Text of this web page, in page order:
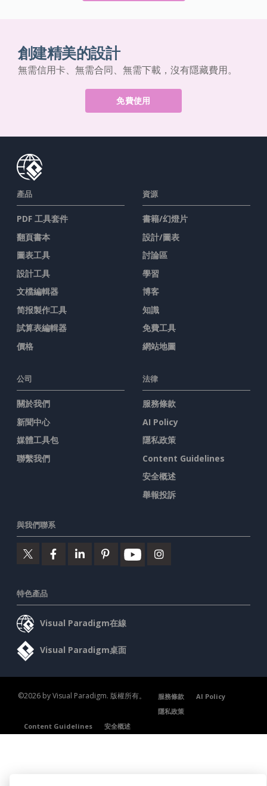
創建精美的設計
無需信用卡、無需合同、無需下載，沒有隱藏費用。
免費使用
產品
PDF 工具套件
翻頁書本
圖表工具
設計工具
文檔編輯器
简报製作工具
試算表編輯器
價格
資源
書籍/幻燈片
設計/圖表
討論區
學習
博客
知識
免費工具
網站地圖
公司
關於我們
新聞中心
媒體工具包
聯繫我們
法律
服務條款
AI Policy
隱私政策
Content Guidelines
安全概述
舉報投訴
與我們聯系
特色產品
Visual Paradigm在線
Visual Paradigm桌面
©2026 by Visual Paradigm. 版權所有。 服務條款
AI Policy
隱私政策
Content Guidelines
安全概述